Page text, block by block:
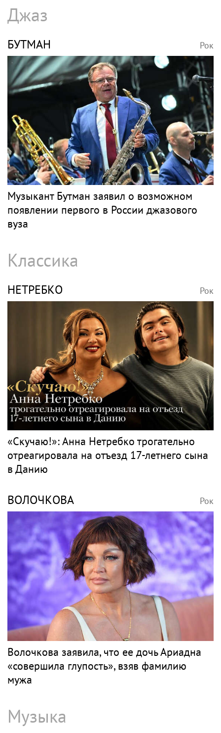
Джаз
БУТМАН Рок
Музыкант Бутман заявил о возможном
появлении первого в России джазового
вуза
Классика
НЕТРЕБКО Рок
«Скучаю!»: Анна Нетребко трогательно
отреагировала на отъезд 17-летнего сына
в Данию
ВОЛОЧКОВА Рок
Волочкова заявила, что ее дочь Ариадна
«совершила глупость», взяв фамилию
мужа
Музыка